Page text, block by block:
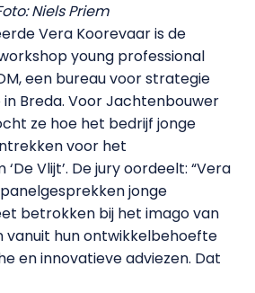
Niels Priem
Vera Koorevaar is de
young professional
een bureau voor strategie
Breda. Voor Jachtenbouwer
ze hoe het bedrijf jonge
voor het
Vlijt’. De jury oordeelt: “Vera
jonge
betrokken bij het imago van
vanuit hun ontwikkelbehoefte
en innovatieve adviezen. Dat